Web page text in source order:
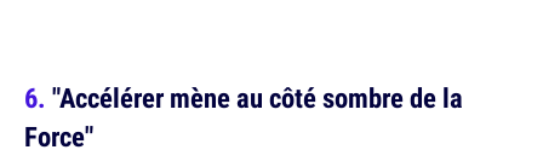
"Accélérer mène au côté sombre de la
Force"